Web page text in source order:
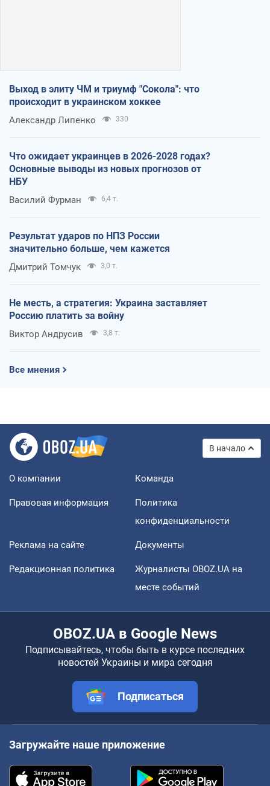
Выход в элиту ЧМ и триумф "Сокола": что
происходит в украинском хоккее
Александр Липенко 330
Что ожидает украинцев в 2026-2028 годах?
Основные выводы из новых прогнозов от
НБУ
Василий Фурман 6,4 т.
Результат ударов по НПЗ России
значительно больше, чем кажется
Дмитрий Томчук 3,0 т.
Не месть, а стратегия: Украина заставляет
Россию платить за войну
Виктор Андрусив 3,8 т.
Все мнения
В начало
О компании Команда
Правовая информация
Политика
конфиденциальности
Реклама на сайте Документы
Редакционная политика
Журналисты OBOZ.UA на
месте событий
OBOZ.UA в Google News
Подписывайтесь, чтобы быть в курсе последних
новостей Украины и мира сегодня
Подписаться
Загружайте наше приложение